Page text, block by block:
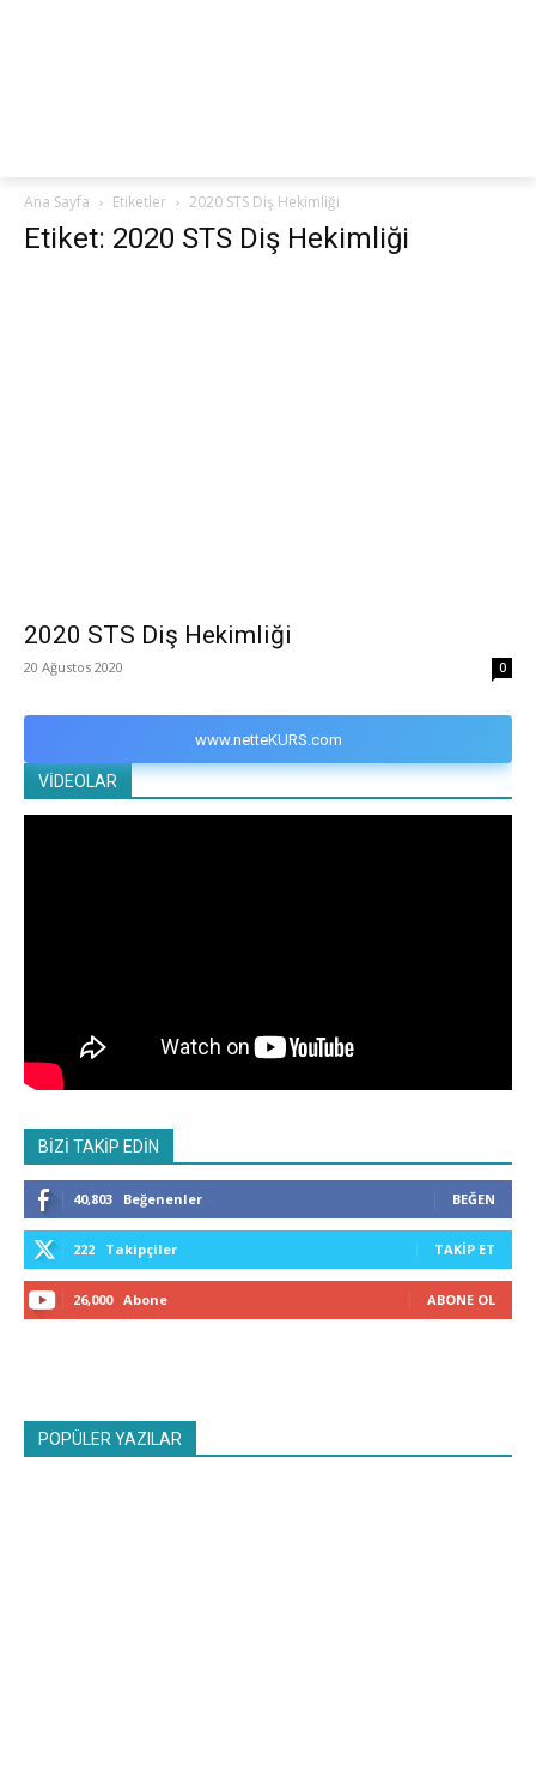
Ana Sayfa Etiketler 2020 STS Diş Hekimliği
Etiket: 2020 STS Diş Hekimliği
2020 STS Diş Hekimliği
20 Ağustos 2020 0
www.netteKURS.com
VİDEOLAR
BİZİ TAKİP EDİN
40,803 Beğenenler BEĞEN
222 Takipçiler TAKIP ET
26,000 Abone ABONE OL
POPÜLER YAZILAR